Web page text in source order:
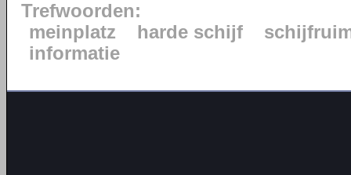
Trefwoorden:
meinplatz
harde schijf
informatie